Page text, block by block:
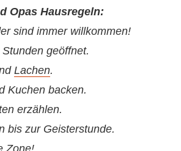
Opas Hausregeln:
sind immer willkommen!
geöffnet.
Lachen.
Kuchen backen.
erzählen.
bis zur Geisterstunde.
Zone!